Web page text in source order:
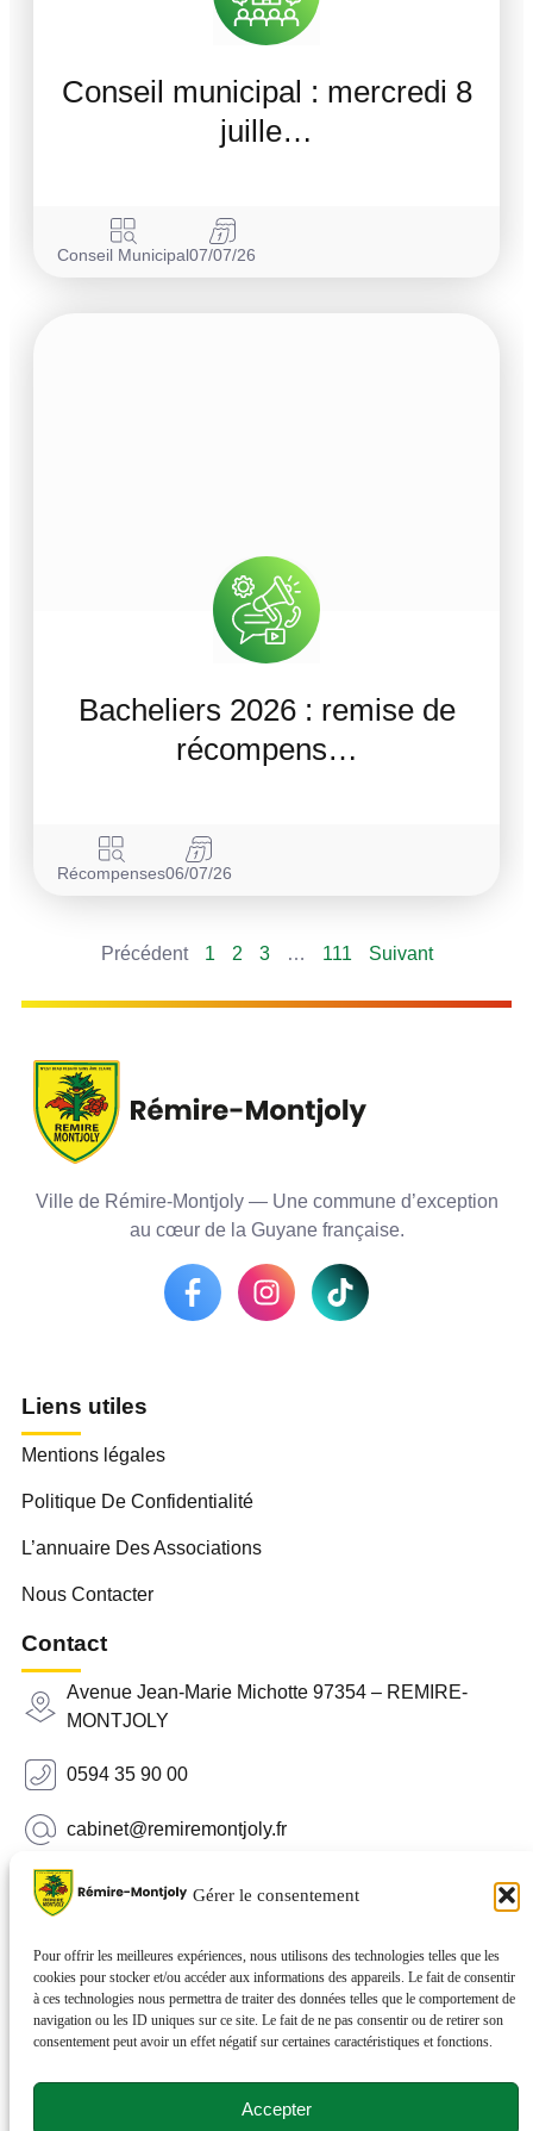
Gérer le consentement
Pour offrir les meilleures expériences, nous utilisons des technologies telles que les
cookies pour stocker et/ou accéder aux informations des appareils. Le fait de consentir
à ces technologies nous permettra de traiter des données telles que le comportement de
navigation ou les ID uniques sur ce site. Le fait de ne pas consentir ou de retirer son
consentement peut avoir un effet négatif sur certaines caractéristiques et fonctions.
Accepter
Conseil municipal : mercredi 8
juille…
Conseil Municipal07/07/26
Bacheliers 2026 : remise de
récompens…
Récompenses06/07/26
Précédent 1 2 3 … 111 Suivant
Ville de Rémire-Montjoly — Une commune d’exception
au cœur de la Guyane française.
Liens utiles
Mentions légales
Politique De Confidentialité
L’annuaire Des Associations
Nous Contacter
Contact
Avenue Jean-Marie Michotte 97354 – REMIRE-
MONTJOLY
0594 35 90 00
cabinet@remiremontjoly.fr
Newsletter
nouvelles de votre commune.